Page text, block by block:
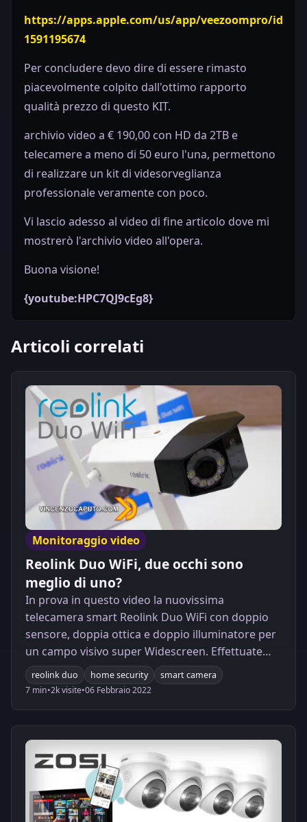
https://apps.apple.com/us/app/veezoompro/id
1591195674
Per concludere devo dire di essere rimasto
piacevolmente colpito dall'ottimo rapporto
qualità prezzo di questo KIT.
archivio video a € 190,00 con HD da 2TB e
telecamere a meno di 50 euro l'una, permettono
di realizzare un kit di videsorveglianza
professionale veramente con poco.
Vi lascio adesso al video di fine articolo dove mi
mostrerò l'archivio video all'opera.
Buona visione!
{youtube:HPC7QJ9cEg8}
Articoli correlati
Monitoraggio video
Reolink Duo WiFi, due occhi sono
meglio di uno?
In prova in questo video la nuovissima
telecamera smart Reolink Duo WiFi con doppio
sensore, doppia ottica e doppio illuminatore per
un campo visivo super Widescreen. Effettuate
prove di integrazione in Home Assistant tramite
integrazione integrazione video IP
reolink duo home security
smart camera
7 min•2k visite•06 Febbraio 2022